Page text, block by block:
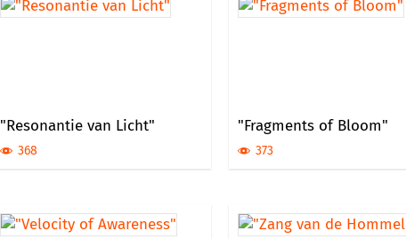
"Resonantie van Licht"
368
"Fragments of Bloom"
373